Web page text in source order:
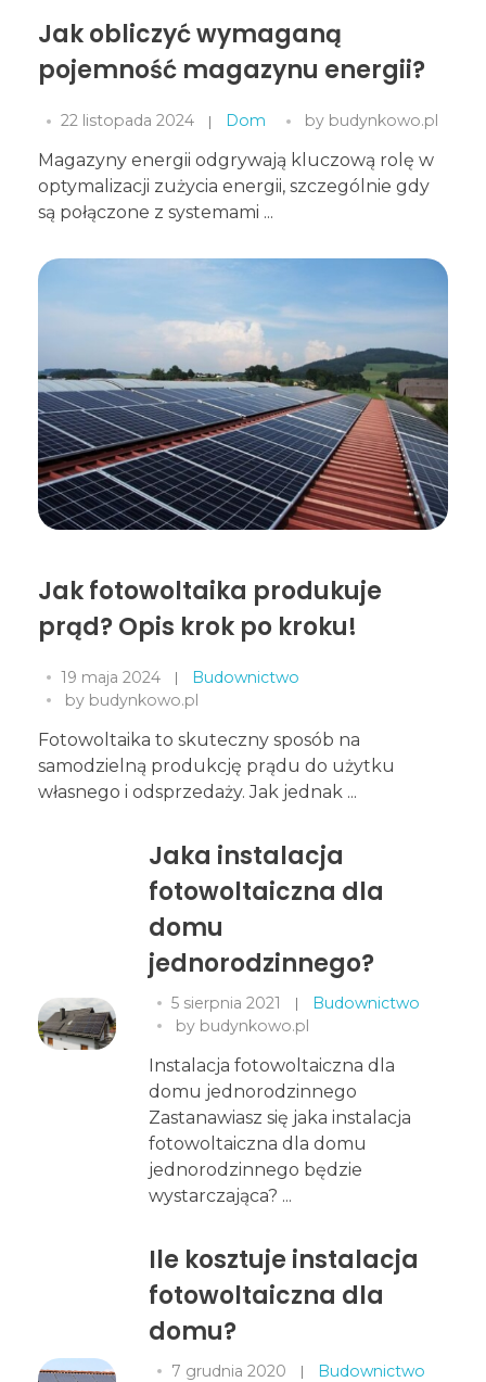
Jak obliczyć wymaganą
pojemność magazynu energii?
22 listopada 2024 Dom by budynkowo.pl
Magazyny energii odgrywają kluczową rolę w
optymalizacji zużycia energii, szczególnie gdy
są połączone z systemami ...
Jak fotowoltaika produkuje
prąd? Opis krok po kroku!
19 maja 2024
Budownictwo
by budynkowo.pl
Fotowoltaika to skuteczny sposób na
samodzielną produkcję prądu do użytku
własnego i odsprzedaży. Jak jednak ...
Jaka instalacja
fotowoltaiczna dla
domu
jednorodzinnego?
5 sierpnia 2021
Budownictwo
by budynkowo.pl
Instalacja fotowoltaiczna dla
domu jednorodzinnego
Zastanawiasz się jaka instalacja
fotowoltaiczna dla domu
jednorodzinnego będzie
wystarczająca? ...
Ile kosztuje instalacja
fotowoltaiczna dla
domu?
7 grudnia 2020
Budownictwo